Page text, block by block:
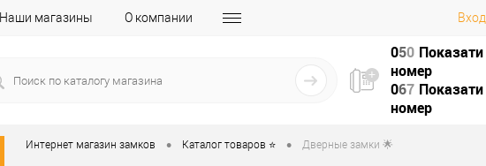
Наши магазины О компании Вход
050 Показати
номер
067 Показати
номер
Интернет магазин замков • Каталог товаров ⭐ • Дверные замки 🌟